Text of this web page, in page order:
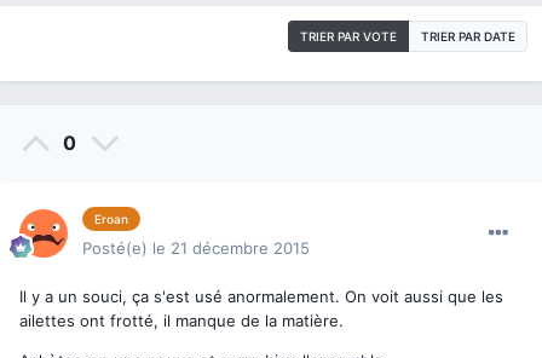
TRIER PAR VOTE TRIER PAR DATE
0
Eroan
Posté(e) le 21 décembre 2015
Il y a un souci, ça s'est usé anormalement. On voit aussi que les
ailettes ont frotté, il manque de la matière.